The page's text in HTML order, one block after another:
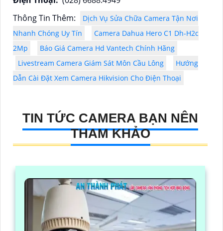
Thông Tin Thêm:
Dịch Vụ Sửa Chữa Camera Tận Nơi
Nhanh Chóng Uy Tín
Camera Dahua Hero C1 Dh-H2c
2Mp
Báo Giá Camera Hd Vantech Chính Hãng
Livestream Camera Giám Sát Môn Cầu Lông
Hướng
Dẫn Cài Đặt Xem Camera Hikvision Cho Điện Thoại
TIN TỨC CAMERA BẠN NÊN
THAM KHẢO